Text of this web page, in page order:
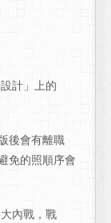
計」上的
後會有離職
免的照順序會
內戰，戰